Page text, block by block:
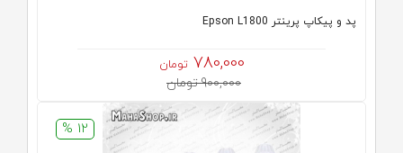
پد و پیکاپ پرینتر Epson L1800
780,000 تومان
900,000 تومان
12 %